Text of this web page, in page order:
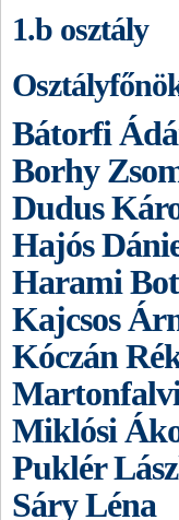
1.b osztály
Bátorfi
Borhy
Dudus
Hajós
Harami
Kajcsos
Kóczán
Miklósi
Puklér
Sáry Léna